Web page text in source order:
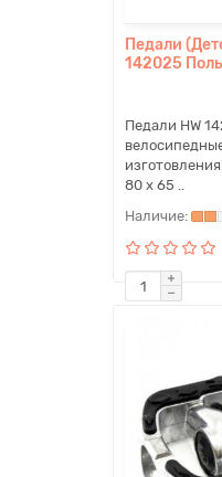
Педали
142025
Педали HW
80 x 65 ..